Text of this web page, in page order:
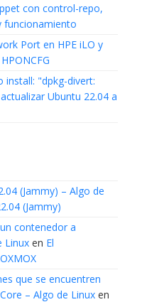
con control-repo,
funcionamiento
Port en HPE iLO y
install: "dpkg-divert:
Ubuntu 22.04 a
(Jammy) – Algo de
(Jammy)
contenedor a
Linuxen El
que se encuentren
– Algo de Linuxen